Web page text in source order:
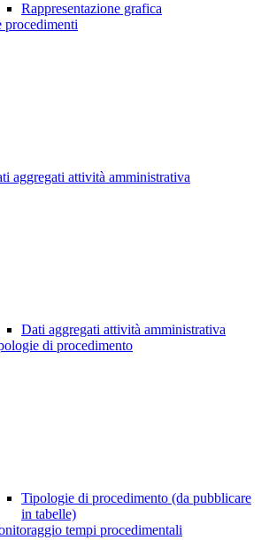
Rappresentazione grafica
procedimenti
aggregati attività amministrativa
Dati aggregati attività amministrativa
di procedimento
Tipologie di procedimento (da pubblicare
in tabelle)
tempi procedimentali